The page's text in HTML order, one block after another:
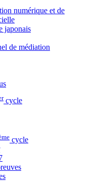
numérique et de
japonais
de médiation
cycle
cycle